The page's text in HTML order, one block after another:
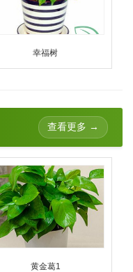
幸福树
查看更多 →
黄金葛1